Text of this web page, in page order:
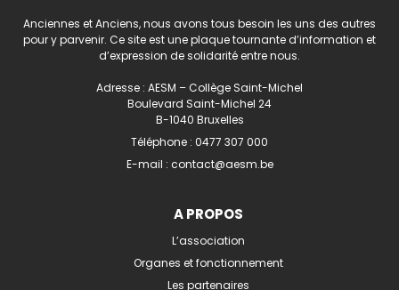
Anciennes et Anciens, nous avons tous besoin les uns des autres
pour y parvenir. Ce site est une plaque tournante d’information et
d’expression de solidarité entre nous.
Adresse : AESM – Collège Saint-Michel
Boulevard Saint-Michel 24
B-1040 Bruxelles
Téléphone : 0477 307 000
E-mail : contact@aesm.be
A PROPOS
L’association
Organes et fonctionnement
Les partenaires